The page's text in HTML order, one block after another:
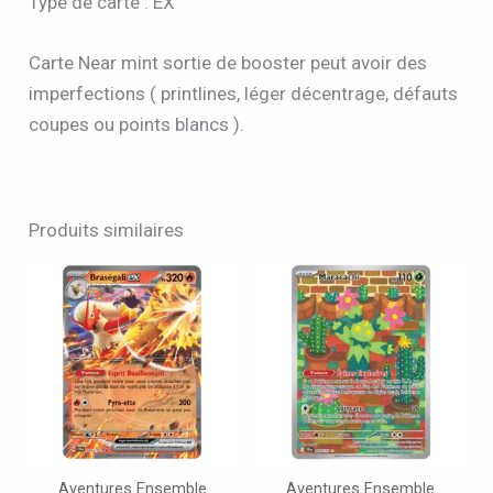
Carte Near mint sortie de booster peut avoir des
imperfections ( printlines, léger décentrage, défauts
coupes ou points blancs ).
Produits similaires